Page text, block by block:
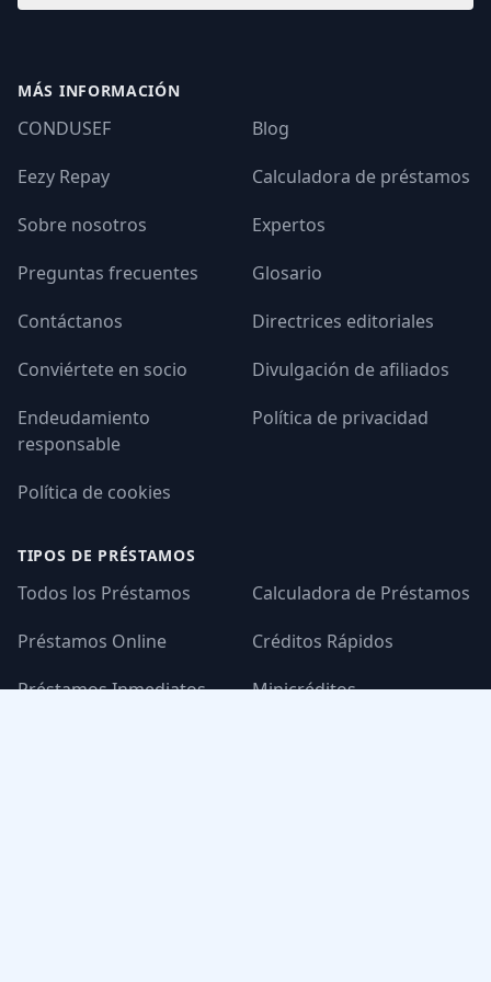
MÁS INFORMACIÓN
CONDUSEF
Blog
Eezy Repay
Calculadora de préstamos
Sobre nosotros
Expertos
Preguntas frecuentes
Glosario
Contáctanos
Directrices editoriales
Conviértete en socio
Divulgación de afiliados
Endeudamiento
responsable
Política de privacidad
Política de cookies
TIPOS DE PRÉSTAMOS
Todos los Préstamos
Calculadora de Préstamos
Préstamos Online
Créditos Rápidos
Préstamos Inmediatos
Minicréditos